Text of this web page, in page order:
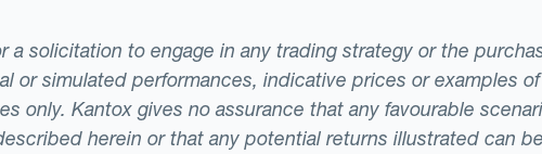
solicitation to engage in any trading strategy or the
or simulated performances, indicative prices or examples
only. Kantox gives no assurance that any favourable
herein or that any potential returns illustrated can